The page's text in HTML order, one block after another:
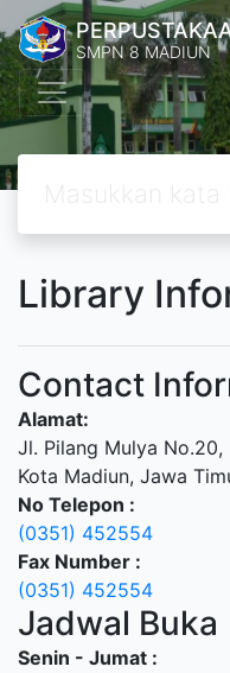
SMPN 8 MADIUN
Library
Contact
Alamat:
Jl. Pilang Mulya
Kota Madiun, Jawa
No Telepon :
(0351) 452554
Fax Number :
(0351) 452554
Jadwal Buka
Senin - Jumat :